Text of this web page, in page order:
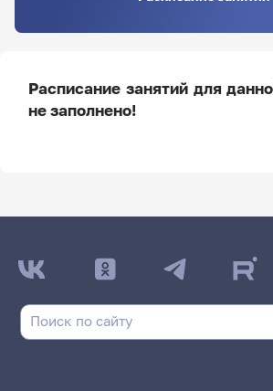
Расписание занятий для
не заполнено!
ДАТА ПОСЛЕДНЕГО
НЕ ОБНОВЛЯЛОСЬ